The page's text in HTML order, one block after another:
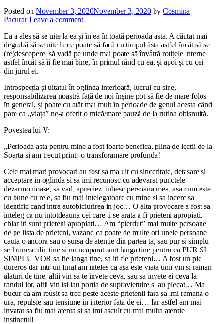
Posted on November 3, 2020November 3, 2020 by Cosmina
Pacurar Leave a comment
Ea a ales să se uite la ea și în ea în toată perioada asta. A căutat mai
degrabă să se uite la ce poate să facă cu timpul ăsta astfel încât să se
(re)descopere, să vadă pe unde mai poate să învârtă rotițele interne
astfel încât să îi fie mai bine, în primul rând cu ea, și apoi și cu cei
din jurul ei.
Introspecția și uitatul în oglinda interioară, lucrul cu sine,
responsabilizarea noastră față de noi înșine pot să fie de mare folos
în general, și poate cu atât mai mult în perioade de genul acesta când
pare ca „viața” ne-a oferit o mică/mare pauză de la rutina obișnuită.
Povestea lui V:
„Perioada asta pentru mine a fost foarte benefica, plina de lectii de la
Soarta si am trecut printr-o transforamare profunda!
Cele mai mari provocari au fost sa ma uit cu sinceritate, detasare si
acceptare in oglinda si sa imi recunosc cu adevarat punctele
dezarmonioase, sa vad, apreciez, iubesc persoana mea, asa cum este
cu bune cu rele, sa fiu mai intelegatoare cu mine si sa incerc sa
identific cand intra autobiciurirea in joc… O alta provocare a fost sa
inteleg ca nu intotdeauna cei care ti se arata a fi prieteni apropiati,
chiar iti sunt prieteni apropiati… Am “pierdut” mai multe persoane
de pe lista de prieteni, vazand ca poate de multe ori unele persoane
cauta o ancora sau o sursa de atentie din partea ta, sau pur si simplu
se hranesc din tine si nu neaparat sunt langa tine pentru ca PUR SI
SIMPLU VOR sa fie langa tine, sa iti fie prieteni… A fost un pic
dureros dar intr-un final am inteles ca asa este viata unii vin si raman
alaturi de tine, altii vin sa te invete ceva, sau sa invete ei ceva la
randul lor, altii vin isi iau portia de supravietuire si au plecat… Ma
bucur ca am reusit sa trec peste aceste prietenii fara sa imi ramana o
ura, repulsie sau tensiune in interior fata de ei… Iar astfel am mai
invatat sa fiu mai atenta si sa imi ascult cu mai multa atentie
instinctul!